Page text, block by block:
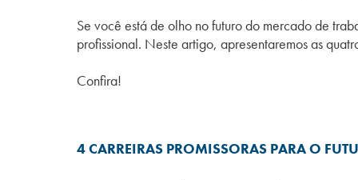
Se você está de olho no futuro do mercado de
profissional. Neste artigo, apresentaremos as
Confira!
4 CARREIRAS PROMISSORAS PARA O